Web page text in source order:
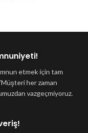
etmek için tam
her zaman
vazgeçmiyoruz.